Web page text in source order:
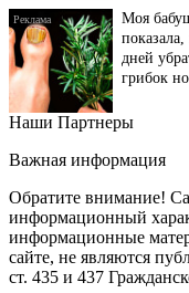
Моя
показала,
дней
грибок
Этот
Ролик
секунд,
шоке от
Наши Партнеры
Важная информация
Обратите внимание!
информационный
информационные
сайте, не являются
ст. 435 и 437